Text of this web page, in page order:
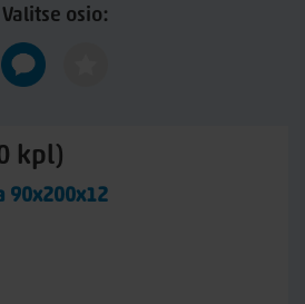
Valitse osio:
kpl)
90x200x12